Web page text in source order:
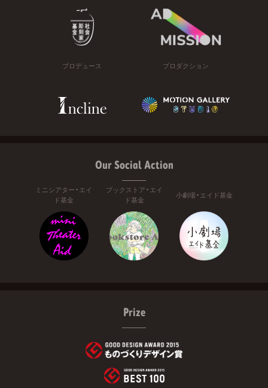
プロデュース プロダクション
Our Social Action
ミニシアター・エイ
ド基金
ブックストア・エイ
ド基金
小劇場・エイド基金
Prize